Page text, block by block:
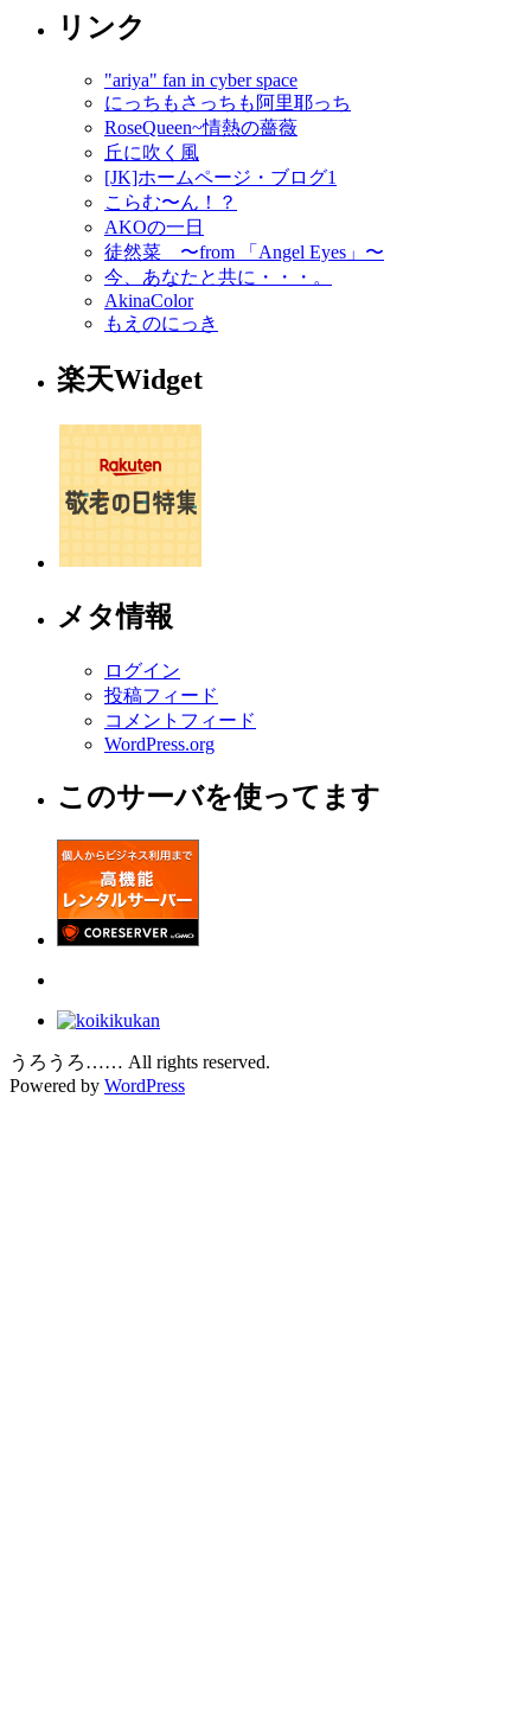
リンク
"ariya" fan in cyber space
にっちもさっちも阿里耶っち
RoseQueen~情熱の薔薇
丘に吹く風
[JK]ホームページ・ブログ1
こらむ〜ん！？
AKOの一日
徒然菜 〜from 「Angel Eyes」〜
今、あなたと共に・・・。
AkinaColor
もえのにっき
楽天Widget
メタ情報
ログイン
投稿フィード
コメントフィード
WordPress.org
このサーバを使ってます
うろうろ…… All rights reserved.
Powered by WordPress